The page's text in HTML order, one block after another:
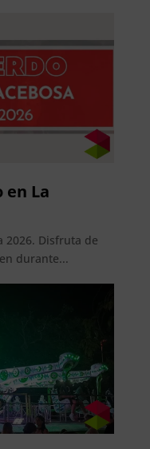
en La
2026. Disfruta de
durante...